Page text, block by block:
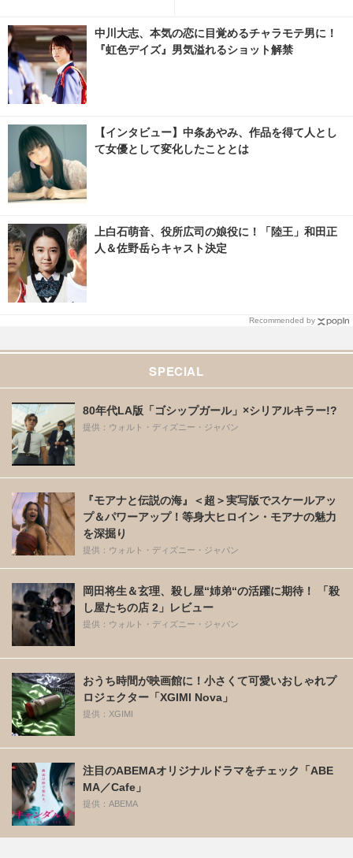
バレあり】
中川大志、本気の恋に目覚めるチャラモテ男に！
『虹色デイズ』男気溢れるショット解禁
【インタビュー】中条あやみ、作品を得て人とし
て女優として変化したこととは
上白石萌音、役所広司の娘役に！「陸王」和田正
人＆佐野岳らキャスト決定
Recommended by
SPECIAL
80年代LA版「ゴシップガール」×シリアルキラー!?
提供：ウォルト・ディズニー・ジャパン
『モアナと伝説の海』＜超＞実写版でスケールアッ
プ＆パワーアップ！等身大ヒロイン・モアナの魅力
を深掘り
提供：ウォルト・ディズニー・ジャパン
岡田将生＆玄理、殺し屋“姉弟“の活躍に期待！ 「殺
し屋たちの店 2」レビュー
提供：ウォルト・ディズニー・ジャパン
おうち時間が映画館に！小さくて可愛いおしゃれプ
ロジェクター「XGIMI Nova」
提供：XGIMI
注目のABEMAオリジナルドラマをチェック「ABE
MA／Cafe」
提供：ABEMA